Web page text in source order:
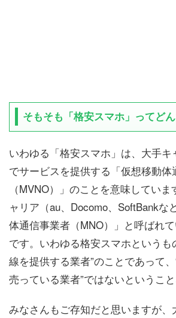
そもそも「格安スマホ」ってど
いわゆる「格安スマホ」は、大手
でサービスを提供する「仮想移動体
（MVNO）」のことを意味してい
ャリア（au、Docomo、SoftBankな
体通信事業者（MNO）」と呼ばれ
です。いわゆる格安スマホというも
線を提供する業者”のことであって
売っている業者”ではないということ
みなさんもご存知だと思いますが、